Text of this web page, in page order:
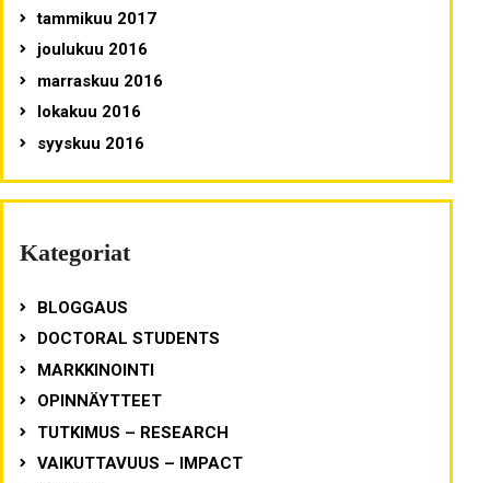
tammikuu 2017
joulukuu 2016
marraskuu 2016
lokakuu 2016
syyskuu 2016
Kategoriat
BLOGGAUS
DOCTORAL STUDENTS
MARKKINOINTI
OPINNÄYTTEET
TUTKIMUS – RESEARCH
VAIKUTTAVUUS – IMPACT